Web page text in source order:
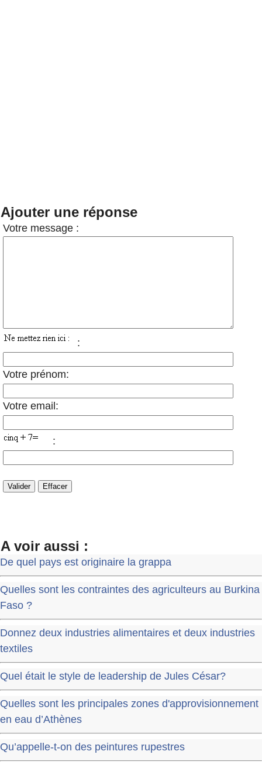
Ajouter une réponse
Votre message :
:
Votre prénom:
Votre email:
:
A voir aussi :
De quel pays est originaire la grappa
Quelles sont les contraintes des agriculteurs au Burkina
Faso ?
Donnez deux industries alimentaires et deux industries
textiles
Quel était le style de leadership de Jules César?
Quelles sont les principales zones d'approvisionnement
en eau d’Athènes
Qu’appelle-t-on des peintures rupestres